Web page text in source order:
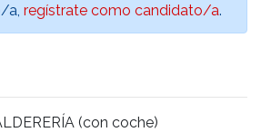
a, regístrate como candidato/a.
(con coche)